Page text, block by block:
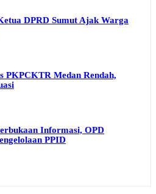
DPRD Sumut Ajak Warga
PKPCKTR Medan Rendah,
Informasi, OPD
PPID